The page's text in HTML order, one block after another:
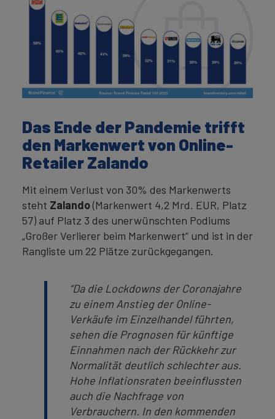
Das Ende der Pandemie trifft
den Markenwert von Online-
Retailer Zalando
Mit einem Verlust von 30% des Markenwerts
steht Zalando(Markenwert 4,2 Mrd. EUR, Platz
57) auf Platz 3 des unerwünschten Podiums
„Großer Verlierer beim Markenwert“ und ist in der
Rangliste um 22 Plätze zurückgegangen.
“Da die Lockdowns der Coronajahre
zu einem Anstieg der Online-
Verkäufe im Einzelhandel führten,
sehen die Prognosen für künftige
Einnahmen nach der Rückkehr zur
Normalität deutlich schlechter aus.
Hohe Inflationsraten beeinflussten
auch die Nachfrage von
Verbrauchern. In den kommenden